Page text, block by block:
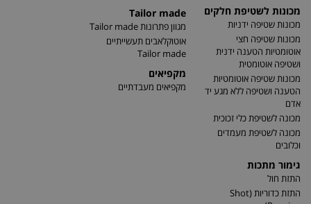
מכונות לשטיפת חלקים
מכונות שטיפה ידניות
מכונות שטיפה חצי
אוטומטיות הטענה ידנית
ושטיפה אוטומטית
מכונות שטיפה אוטומטיות
הטענה ושטיפה ללא מגע יד
אדם
מכונה לשטיפת כלי זכוכית
מכונה לשטיפת מעמדים
וכלובים
גימור מתכות
התזת חול
התזת כדוריות (Shot
Tailor made
מגוון פתרונות Tailor made
אוטוקלאבים תעשייתיים
Tailor made
מקפיאים
מקפיאים מעבדתיים